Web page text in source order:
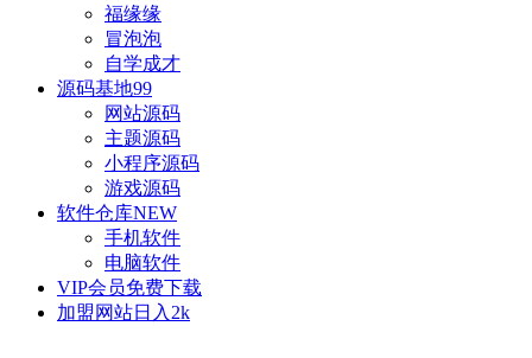
福缘缘
冒泡泡
自学成才
源码基地99
网站源码
主题源码
小程序源码
游戏源码
软件仓库NEW
手机软件
电脑软件
VIP会员免费下载
加盟网站日入2k